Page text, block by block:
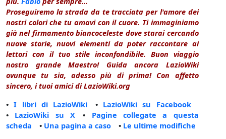
Proseguiremo la strada da te tracciata per l'amore dei
nostri colori che tu amavi con il cuore. Ti immaginiamo
già nel firmamento biancoceleste dove starai cercando
nuove storie, nuovi elementi da poter raccontare ai
lettori con il tuo stile inconfondibile. Buon viaggio
nostro grande Maestro! Guida ancora LazioWiki
ovunque tu sia, adesso più di prima! Con affetto
sincero, i tuoi amici di LazioWiki.org
•I libri di LazioWiki • LazioWiki su Facebook
• LazioWiki su X • Pagine collegate a questa
scheda • Una pagina a caso • Le ultime modifiche